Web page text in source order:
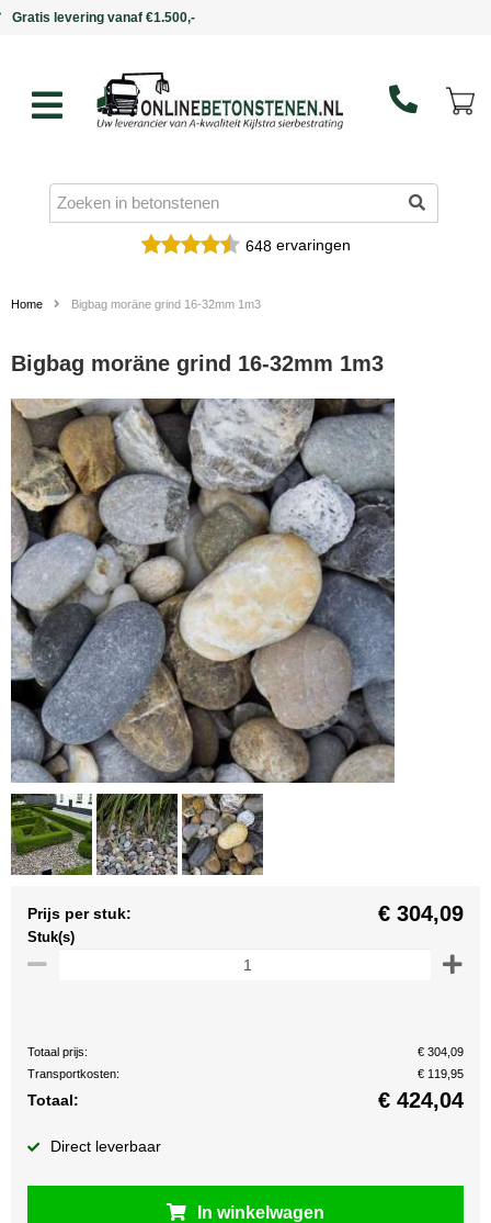
Binnen 5 werkdagen in huis
648ervaringen
Home Bigbag moräne grind 16-32mm 1m3
Bigbag moräne grind 16-32mm 1m3
Prijs per stuk: € 304,09
Stuk(s)
Totaal prijs:
€ 304,09
Transportkosten:
€ 119,95
Totaal: € 424,04
Direct leverbaar
In winkelwagen